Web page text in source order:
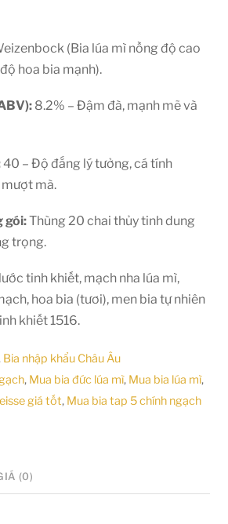
(Bia lúa mì nồng độ cao
hoa bia mạnh).
8.2% – Đậm đà, mạnh mẽ và
40 – Độ đắng lý tưởng, cá tính
mà.
gói:Thùng 20 chai thủy tinh dung
trọng.
tinh khiết, mạch nha lúa mì,
hoa bia (tươi), men bia tự nhiên
khiết 1516.
Bia nhập khẩu Châu Âu
, Mua bia đức lúa mì, Mua bia lúa mì,
giá tốt, Mua bia tap 5 chính ngạch
(0)